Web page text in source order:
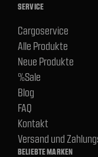
SERVICE
Cargoservice
Alle Produkte
Neue Produkte
%Sale
Blog
FAQ
Kontakt
Versand und
BELIEBTE MARKEN